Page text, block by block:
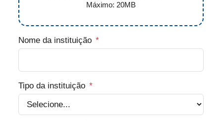
Máximo: 20MB
Nome da instituição *
Tipo da instituição *